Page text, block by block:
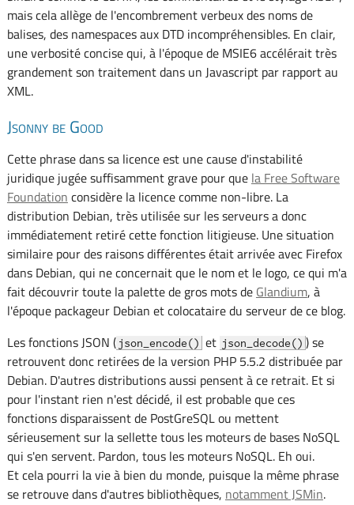
mais cela allège de l'encombrement verbeux des noms de
balises, des namespaces aux DTD incompréhensibles. En clair,
une verbosité concise qui, à l'époque de MSIE6 accélérait très
grandement son traitement dans un Javascript par rapport au
XML.
Jsonny be Good
Cette phrase dans sa licence est une cause d'instabilité
juridique jugée suffisamment grave pour que la Free Software
Foundation considère la licence comme non-libre. La
distribution Debian, très utilisée sur les serveurs a donc
immédiatement retiré cette fonction litigieuse. Une situation
similaire pour des raisons différentes était arrivée avec Firefox
dans Debian, qui ne concernait que le nom et le logo, ce qui m'a
fait découvrir toute la palette de gros mots de Glandium, à
l'époque packageur Debian et colocataire du serveur de ce blog.
Les fonctions JSON ( json_encode() et json_decode() ) se
retrouvent donc retirées de la version PHP 5.5.2 distribuée par
Debian. D'autres distributions aussi pensent à ce retrait. Et si
pour l'instant rien n'est décidé, il est probable que ces
fonctions disparaissent de PostGreSQL ou mettent
sérieusement sur la sellette tous les moteurs de bases NoSQL
qui s'en servent. Pardon, tous les moteurs NoSQL. Eh oui.
Et cela pourri la vie à bien du monde, puisque la même phrase
se retrouve dans d'autres bibliothèques, notamment JSMin.